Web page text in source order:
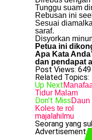
Tunggu suam
Rebusan ini
Sesuai
saraf.
Disyorkan
Petua ini
Apa Kata
dan pendapat
Post Views: 649
Related Topics:
Up Next
Tidur Malam
Don't Miss
Koles te rol
majalahilmu
Seorang yang
Advertisement